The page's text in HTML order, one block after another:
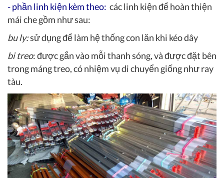
-phần linh kiện kèm theo: các linh kiện để hoàn thiện
mái che gồm như sau:
bu ly:sử dụng để làm hệ thống con lăn khi kéo dây
bi treo: được gắn vào mỗi thanh sóng, và được đặt bên
trong máng treo, có nhiệm vụ di chuyển giống như ray
tàu.